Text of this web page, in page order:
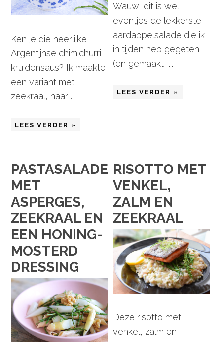
Ken je die heerlijke
Argentijnse chimichurri
kruidensaus? Ik maakte
een variant met
zeekraal, naar ...
LEES VERDER »
Wauw, dit is wel
eventjes de lekkerste
aardappelsalade die ik
in tijden heb gegeten
(en gemaakt, ...
LEES VERDER »
PASTASALADE
MET
ASPERGES,
ZEEKRAAL EN
EEN HONING-
MOSTERD
DRESSING
RISOTTO MET
VENKEL,
ZALM EN
ZEEKRAAL
Deze risotto met
venkel, zalm en